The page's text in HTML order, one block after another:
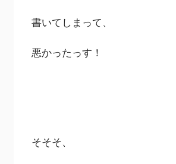
書いてしまって、
悪かったっす！
そそそ、